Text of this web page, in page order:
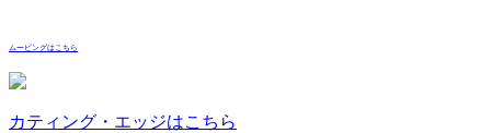
ムービングはこちら
カティング・エッジはこちら